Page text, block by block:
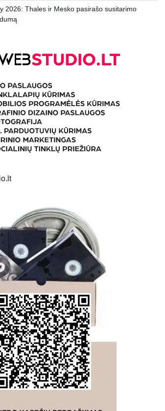
2026: Thales ir Mesko pasirašo susitarimo